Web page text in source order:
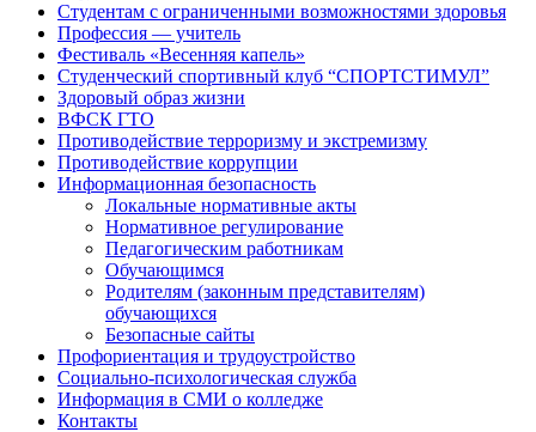
Студентам с ограниченными возможностями здоровья
Профессия — учитель
Фестиваль «Весенняя капель»
Студенческий спортивный клуб “СПОРТСТИМУЛ”
Здоровый образ жизни
ВФСК ГТО
Противодействие терроризму и экстремизму
Противодействие коррупции
Информационная безопасность
Локальные нормативные акты
Нормативное регулирование
Педагогическим работникам
Обучающимся
Родителям (законным представителям)
обучающихся
Безопасные сайты
Профориентация и трудоустройство
Социально-психологическая служба
Информация в СМИ о колледже
Контакты